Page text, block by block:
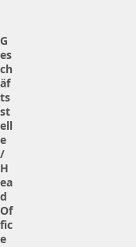
G
es
ch
äf
ts
st
ell
e
/
H
ea
d
Of
fic
e